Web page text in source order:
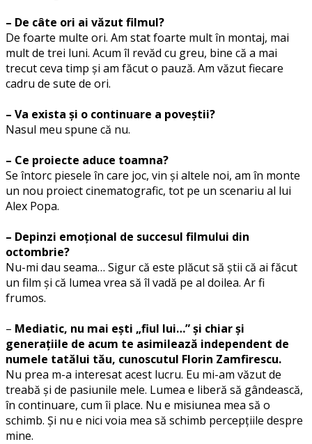
– De câte ori ai văzut filmul?
De foarte multe ori. Am stat foarte mult în montaj, mai
mult de trei luni. Acum îl revăd cu greu, bine că a mai
trecut ceva timp și am făcut o pauză. Am văzut fiecare
cadru de sute de ori.
– Va exista și o continuare a poveștii?
Nasul meu spune că nu.
– Ce proiecte aduce toamna?
Se întorc piesele în care joc, vin și altele noi, am în monte
un nou proiect cinematografic, tot pe un scenariu al lui
Alex Popa.
– Depinzi emoțional de succesul filmului din
octombrie?
Nu-mi dau seama… Sigur că este plăcut să știi că ai făcut
un film și că lumea vrea să îl vadă pe al doilea. Ar fi
frumos.
– Mediatic, nu mai ești „fiul lui…” și chiar și
generațiile de acum te asimilează independent de
numele tatălui tău, cunoscutul Florin Zamfirescu.
Nu prea m-a interesat acest lucru. Eu mi-am văzut de
treabă și de pasiunile mele. Lumea e liberă să gândească,
în continuare, cum îi place. Nu e misiunea mea să o
schimb. Și nu e nici voia mea să schimb percepțiile despre
mine.